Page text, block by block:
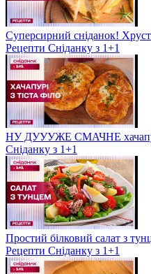
Суперсирний сніданок!
Рецепти Сніданку з 1+1
НУ ДУУУЖЕ СМАЧНЕ хачапурі
Сніданку з 1+1
Простий білковий салат з
Рецепти Сніданку з 1+1